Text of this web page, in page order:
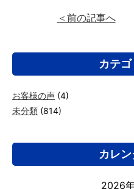
＜前の記事へ
カテ
お客様の声 (4)
未分類 (814)
カレ
2026